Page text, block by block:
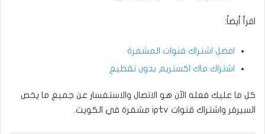
اقرأ أيضاً:
افضل اشتراك قنوات المشفرة
اشتراك ماك اكستريم بدون تقطيع
كل ما عليك فعله الآن هو الاتصال والاستفسار عن جميع ما يخص
السيرفر واشتراك قنوات iptv مشفرة في الكويت.